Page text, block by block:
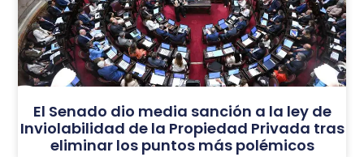
El Senado dio media sanción a la ley de
Inviolabilidad de la Propiedad Privada tras
eliminar los puntos más polémicos